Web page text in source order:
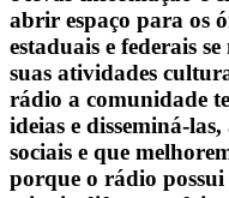
abrir espaço para os
estaduais e federais
suas atividades
rádio a comunidade
ideias e disseminá-
sociais e que
porque o rádio